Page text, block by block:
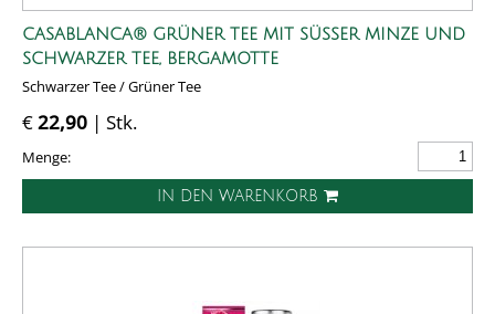
CASABLANCA® GRÜNER TEE MIT SÜSSER MINZE UND S
CHWARZER TEE, BERGAMOTTE
Schwarzer Tee / Grüner Tee
€22,90 | Stk.
Menge:
IN DEN WARENKORB